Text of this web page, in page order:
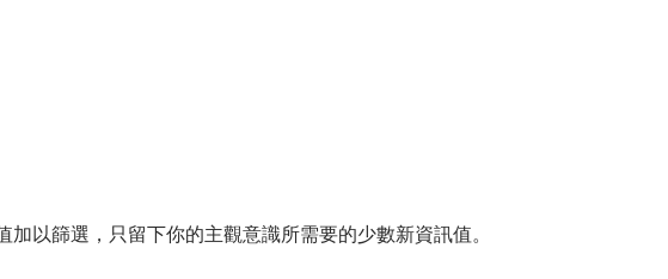
以篩選，只留下你的主觀意識所需要的少數新資訊值。